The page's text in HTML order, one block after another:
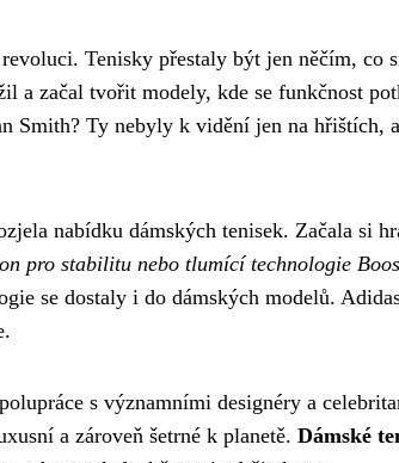
revoluci. Tenisky přestaly být jen něčím, co
a začal tvořit modely, kde se funkčnost
Smith? Ty nebyly k vidění jen na hřištích,
nabídku dámských tenisek. Začala si
pro stabilitu nebo tlumící technologie
se dostaly i do dámských modelů.
s významními designéry a
a zároveň šetrné k planetě. Dámské